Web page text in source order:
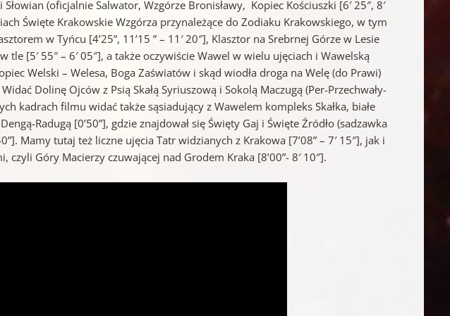
(oficjalnie Salwator, Wzgórze Bronisławy, Kopiec Kościuszki [6′ 25″, 8′
Święte Krakowskie Wzgórza przynależące do Zodiaku Krakowskiego, w tym
w Tyńcu [4’25”, 11’15 ” – 11′ 20″], Klasztor na Srebrnej Górze w Lesie
tle [5′ 55″ – 6′ 05″], a także oczywiście Wawel w wielu ujęciach i Wawelską
Welski – Welesa, Boga Zaświatów i skąd wiodła droga na Welę (do Prawi)
Dolinę Ojców z Psią Skałą Syriuszową i Sokolą Maczugą (Per-Przechwały-
kadrach filmu widać także sąsiadujący z Wawelem kompleks Skałka, białe
Radugą [0’50”], gdzie znajdował się Święty Gaj i Święte Źródło (sadzawka
Mamy tutaj też liczne ujęcia Tatr widzianych z Krakowa [7’08” – 7′ 15″], jak i
czyli Góry Macierzy czuwającej nad Grodem Kraka [8’00”- 8′ 10″].